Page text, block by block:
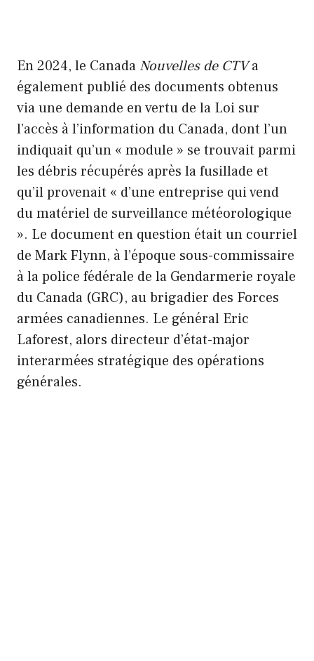
En 2024, le Canada Nouvelles de CTVa
également publié des documents obtenus
via une demande en vertu de la Loi sur
l’accès à l’information du Canada, dont l’un
indiquait qu’un « module » se trouvait parmi
les débris récupérés après la fusillade et
qu’il provenait « d’une entreprise qui vend
du matériel de surveillance météorologique
». Le document en question était un courriel
de Mark Flynn, à l’époque sous-commissaire
à la police fédérale de la Gendarmerie royale
du Canada (GRC), au brigadier des Forces
armées canadiennes. Le général Eric
Laforest, alors directeur d’état-major
interarmées stratégique des opérations
générales.